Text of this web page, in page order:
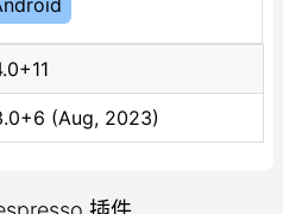
(Aug, 2023)